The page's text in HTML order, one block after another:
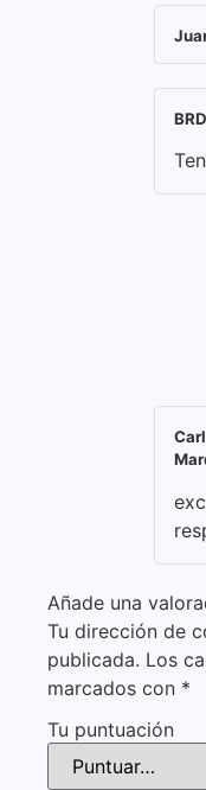
Añade una
Tu dirección de
publicada. Los
marcados con *
Tu puntuación